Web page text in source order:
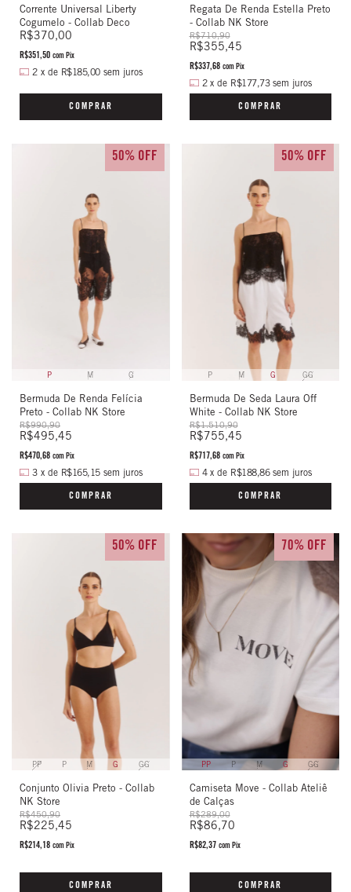
Corrente Universal Liberty
Cogumelo - Collab Deco
R$370,00
R$351,50 com Pix
2 x de R$185,00 sem juros
COMPRAR
Regata De Renda Estella Preto
- Collab NK Store
R$710,90
R$355,45
R$337,68 com Pix
2 x de R$177,73 sem juros
COMPRAR
P M G
Bermuda De Renda Felícia
Preto - Collab NK Store
R$990,90
R$495,45
50% OFF
R$470,68 com Pix
3 x de R$165,15 sem juros
COMPRAR
P M G GG
Bermuda De Seda Laura Off
White - Collab NK Store
R$1.510,90
R$755,45
50% OFF
R$717,68 com Pix
4 x de R$188,86 sem juros
COMPRAR
PP P M G GG
Conjunto Olivia Preto - Collab
NK Store
R$450,90
R$225,45
50% OFF
R$214,18 com Pix
COMPRAR
PP P M G GG
Camiseta Move - Collab Ateliê
de Calças
R$289,00
R$86,70
70% OFF
R$82,37 com Pix
COMPRAR